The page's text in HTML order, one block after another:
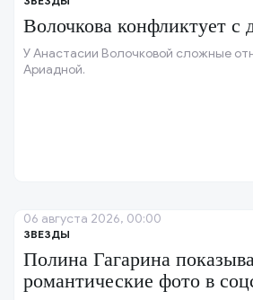
Волочкова конфликтует с
У Анастасии Волочковой сложные
Ариадной.
ЗВЕЗДЫ
Полина Гагарина
романтические фото в
06 августа 2026, 00:00